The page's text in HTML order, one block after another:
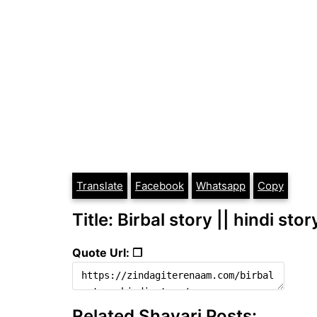
Translate Facebook Whatsapp Copy
Title: Birbal story || hindi
Quote Url: ❐